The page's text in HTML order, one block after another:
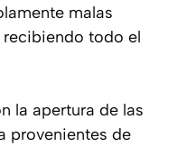
malas
todo el
la apertura de las
provenientes de